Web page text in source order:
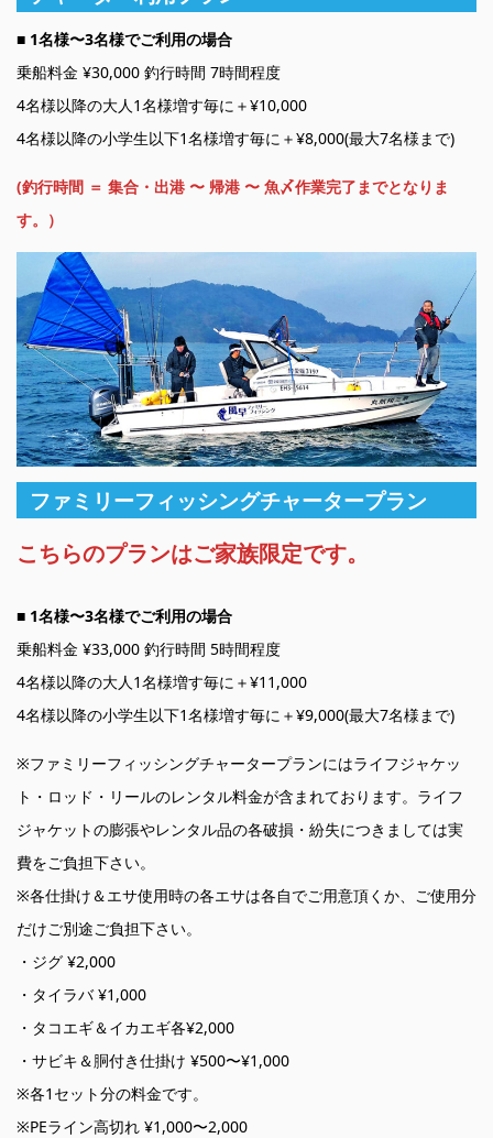
■ 1名様〜3名様でご利用の場合
乗船料金 ¥30,000 釣行時間 7時間程度
4名様以降の大人1名様増す毎に＋¥10,000
4名様以降の小学生以下1名様増す毎に＋¥8,000(最大7名様まで)
(釣行時間 ＝ 集合・出港 〜 帰港 〜 魚〆作業完了までとなりま
す。）
ファミリーフィッシングチャータープラン
こちらのプランはご家族限定です。
■ 1名様〜3名様でご利用の場合
乗船料金 ¥33,000 釣行時間 5時間程度
4名様以降の大人1名様増す毎に＋¥11,000
4名様以降の小学生以下1名様増す毎に＋¥9,000(最大7名様まで)
※ファミリーフィッシングチャータープランにはライフジャケッ
ト・ロッド・リールのレンタル料金が含まれております。ライフ
ジャケットの膨張やレンタル品の各破損・紛失につきましては実
費をご負担下さい。
※各仕掛け＆エサ使用時の各エサは各自でご用意頂くか、ご使用分
だけご別途ご負担下さい。
・ジグ ¥2,000
・タイラバ ¥1,000
・タコエギ＆イカエギ各¥2,000
・サビキ＆胴付き仕掛け ¥500〜¥1,000
※各1セット分の料金です。
※PEライン高切れ ¥1,000〜2,000